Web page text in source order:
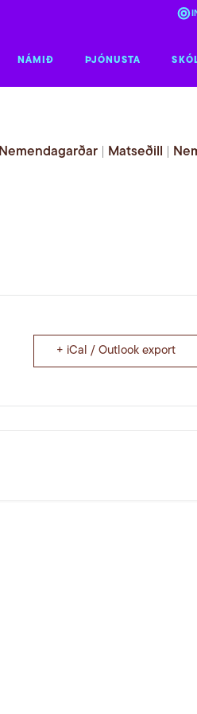
NÁMIÐ ÞJÓNUSTA
Nemendagarðar Matseðill
+ iCal / Outlook export